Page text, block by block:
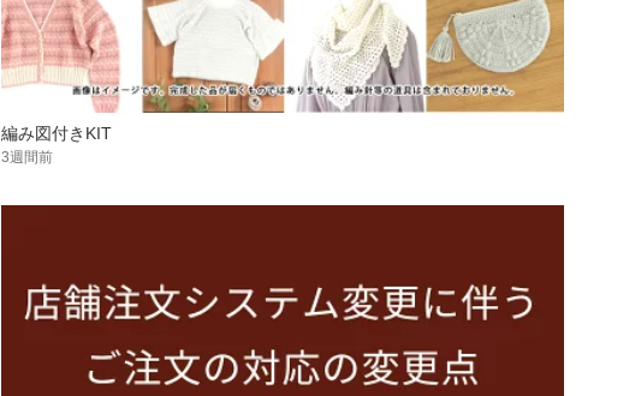
編み図付きKIT
3週間前